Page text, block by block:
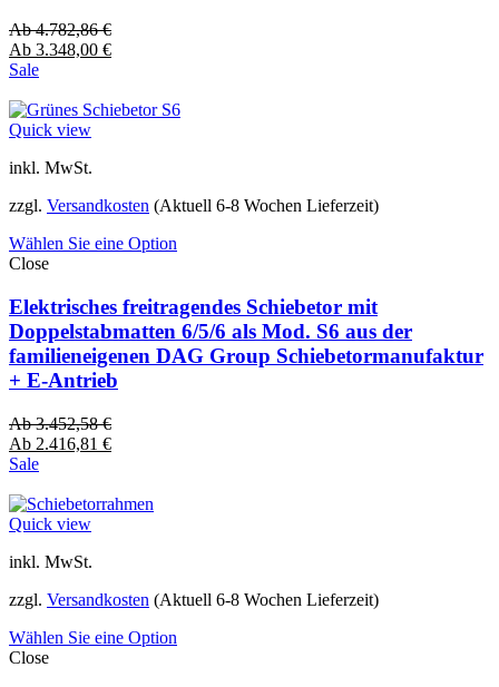
Ab4.782,86€
Ab 3.348,00 €
Sale
Quick view
inkl. MwSt.
zzgl. Versandkosten (Aktuell 6-8 Wochen Lieferzeit)
Wählen Sie eine Option
Close
Elektrisches freitragendes Schiebetor mit
Doppelstabmatten 6/5/6 als Mod. S6 aus der
familieneigenen DAG Group Schiebetormanufaktur
+ E-Antrieb
Ab3.452,58€
Ab 2.416,81 €
Sale
Quick view
inkl. MwSt.
zzgl. Versandkosten (Aktuell 6-8 Wochen Lieferzeit)
Wählen Sie eine Option
Close